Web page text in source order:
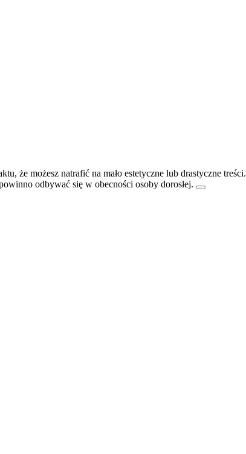
że możesz natrafić na mało estetyczne lub drastyczne treści.
odbywać się w obecności osoby dorosłej.